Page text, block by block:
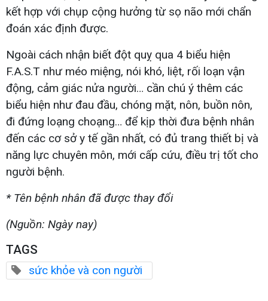
kết hợp với chụp cộng hưởng từ sọ não mới chẩn
đoán xác định được.
Ngoài cách nhận biết đột quỵ qua 4 biểu hiện
F.A.S.T như méo miệng, nói khó, liệt, rối loạn vận
động, cảm giác nửa người… cần chú ý thêm các
biểu hiện như đau đầu, chóng mặt, nôn, buồn nôn,
đi đứng loạng choạng… để kịp thời đưa bệnh nhân
đến các cơ sở y tế gần nhất, có đủ trang thiết bị và
năng lực chuyên môn, mới cấp cứu, điều trị tốt cho
người bệnh.
* Tên bệnh nhân đã được thay đổi
(Nguồn: Ngày nay)
TAGS
sức khỏe và con người